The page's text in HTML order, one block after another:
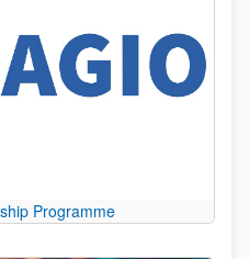
Programme